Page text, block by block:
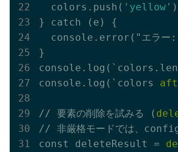
  colors.push(
'yellow'
} catch (e) {
console.error("エラー:
}
console.log(`colors
// 要素の削除を試みる (
// 非厳格モードでは、
const deleteResult =